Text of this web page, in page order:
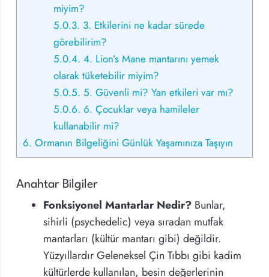
miyim?
5.0.3. 3. Etkilerini ne kadar sürede
görebilirim?
5.0.4. 4. Lion’s Mane mantarını yemek
olarak tüketebilir miyim?
5.0.5. 5. Güvenli mi? Yan etkileri var mı?
5.0.6. 6. Çocuklar veya hamileler
kullanabilir mi?
6. Ormanın Bilgeliğini Günlük Yaşamınıza Taşıyın
Anahtar Bilgiler
Fonksiyonel Mantarlar Nedir? Bunlar,
sihirli (psychedelic) veya sıradan mutfak
mantarları (kültür mantarı gibi) değildir.
Yüzyıllardır Geleneksel Çin Tıbbı gibi kadim
kültürlerde kullanılan, besin değerlerinin